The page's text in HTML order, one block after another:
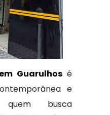
Guarulhos é
e
busca